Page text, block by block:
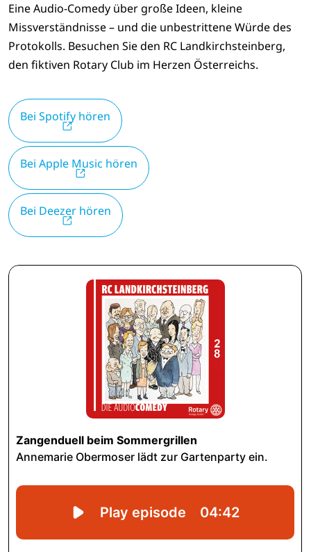
Eine Audio-Comedy über große Ideen, kleine
Missverständnisse – und die unbestrittene Würde des
Protokolls. Besuchen Sie den RC Landkirchsteinberg,
den fiktiven Rotary Club im Herzen Österreichs.
Bei Spotify hören
Bei Apple Music hören
Bei Deezer hören